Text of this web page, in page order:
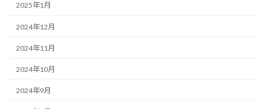
2025年1月
2024年12月
2024年11月
2024年10月
2024年9月